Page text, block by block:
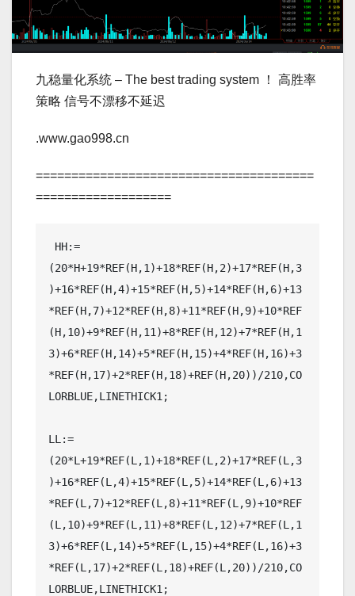
九稳量化系统 – The best trading system ！ 高胜率
策略 信号不漂移不延迟
.www.gao998.cn
=======================================
===================
(20*H+19*REF(H,1)+18*REF(H,2)+17*REF(H,3
)+16*REF(H,4)+15*REF(H,5)+14*REF(H,6)+13
*REF(H,7)+12*REF(H,8)+11*REF(H,9)+10*REF
(H,10)+9*REF(H,11)+8*REF(H,12)+7*REF(H,1
3)+6*REF(H,14)+5*REF(H,15)+4*REF(H,16)+3
*REF(H,17)+2*REF(H,18)+REF(H,20))/210,CO
LORBLUE,LINETHICK1;
LL:=
(20*L+19*REF(L,1)+18*REF(L,2)+17*REF(L,3
)+16*REF(L,4)+15*REF(L,5)+14*REF(L,6)+13
*REF(L,7)+12*REF(L,8)+11*REF(L,9)+10*REF
(L,10)+9*REF(L,11)+8*REF(L,12)+7*REF(L,1
3)+6*REF(L,14)+5*REF(L,15)+4*REF(L,16)+3
*REF(L,17)+2*REF(L,18)+REF(L,20))/210,CO
LORBLUE,LINETHICK1;